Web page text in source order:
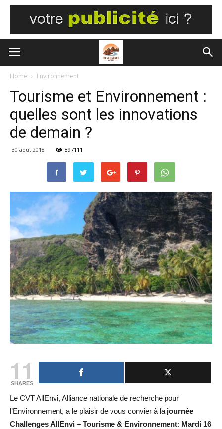
Home Environnement
Tourisme et Environnement :
quelles sont les innovations
de demain ?
30 août 2018 897111
11
SHARES
Le CVT AllEnvi, Alliance nationale de recherche pour
l’Environnement, a le plaisir de vous convier à la journée
Challenges AllEnvi – Tourisme & Environnement: Mardi 16